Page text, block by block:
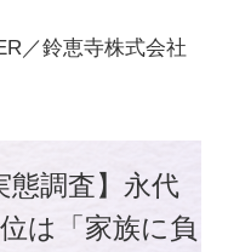
／鈴恵寺株式会社
態調査】永代
は「家族に負